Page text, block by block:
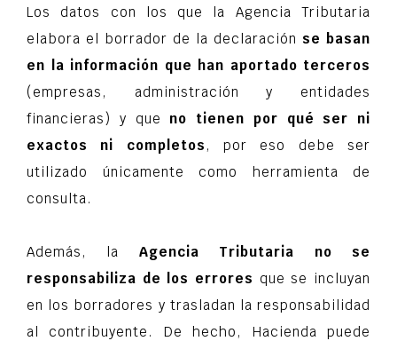
Los datos con los que la Agencia Tributaria
elabora el borrador de la declaración se basan
en la información que han aportado terceros
(empresas, administración y entidades
financieras) y que no tienen por qué ser ni
exactos ni completos , por eso debe ser
utilizado únicamente como herramienta de
consulta.
Además, la Agencia Tributaria
no se
responsabiliza de los errores que se incluyan
en los borradores y trasladan la responsabilidad
al contribuyente. De hecho, Hacienda puede